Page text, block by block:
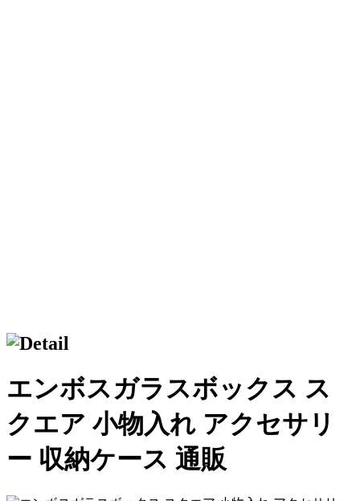
エンボスガラスボックス ス
クエア 小物入れ アクセサリ
ー 収納ケース 通販